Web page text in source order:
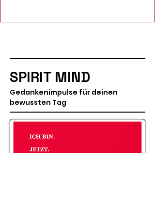
SPIRIT MIND
Gedankenimpulse für deinen
bewussten Tag